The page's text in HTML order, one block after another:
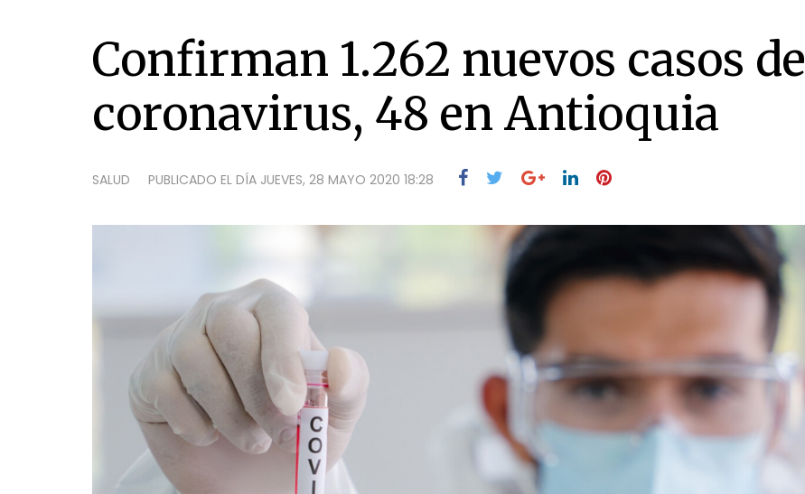
Confirman 1.262 nuevos casos de
coronavirus, 48 en Antioquia
SALUD PUBLICADO EL DÍA JUEVES, 28 MAYO 2020 18:28